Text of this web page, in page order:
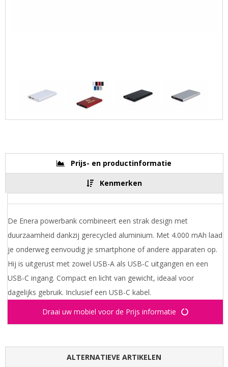
Prijs- en productinformatie
Kenmerken
De Enera powerbank combineert een strak design met
duurzaamheid dankzij gerecycled aluminium. Met 4.000 mAh laad
je onderweg eenvoudig je smartphone of andere apparaten op.
Hij is uitgerust met zowel USB-A als USB-C uitgangen en een
USB-C ingang. Compact en licht van gewicht, ideaal voor
dagelijks gebruik. Inclusief een USB-C kabel.
Draai uw mobiel voor de Prijs informatie
ALTERNATIEVE ARTIKELEN